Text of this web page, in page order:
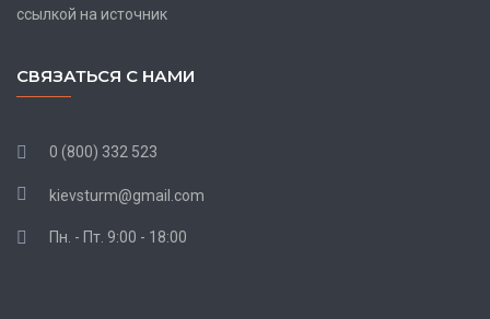
ссылкой на источник
СВЯЗАТЬСЯ С НАМИ
0 (800) 332 523
kievsturm@gmail.com
Пн. - Пт. 9:00 - 18:00